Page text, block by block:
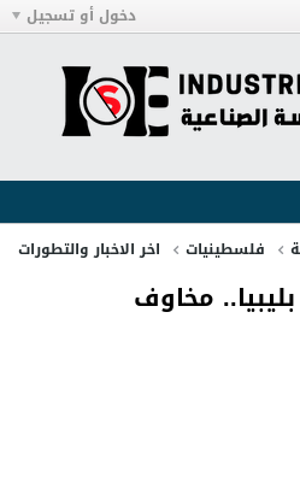
دخول أو تسجيل
فلسطينيات اخر الاخبار والتطورات
مخاوف